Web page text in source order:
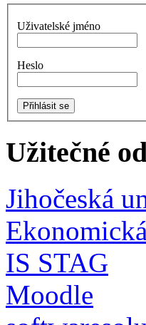
Uživatelské jméno
Heslo
Užitečné
Jihočeská
IS STAG
Moodle